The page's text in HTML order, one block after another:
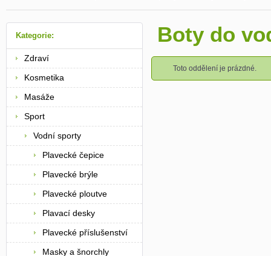
Boty do
Toto oddělení je prázdné.
Kategorie:
Zdraví
Kosmetika
Masáže
Sport
Vodní sporty
Plavecké čepice
Plavecké brýle
Plavecké ploutve
Plavací desky
Plavecké příslušenství
Masky a šnorchly